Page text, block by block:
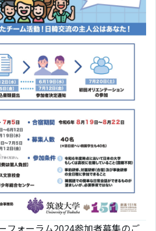
フォーラム2024参加者募集のご